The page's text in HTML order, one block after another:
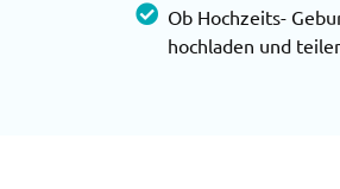
Ob Hochzeits-
hochladen und